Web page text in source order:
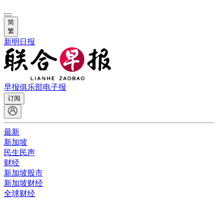
简
繁
新明日报
早报俱乐部电子报
订阅
最新
新加坡
民生民声
财经
新加坡股市
新加坡财经
全球财经